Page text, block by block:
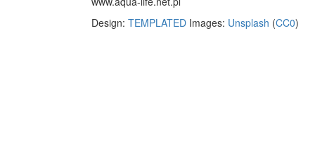
Design: TEMPLATED Images: Unsplash (CC0)